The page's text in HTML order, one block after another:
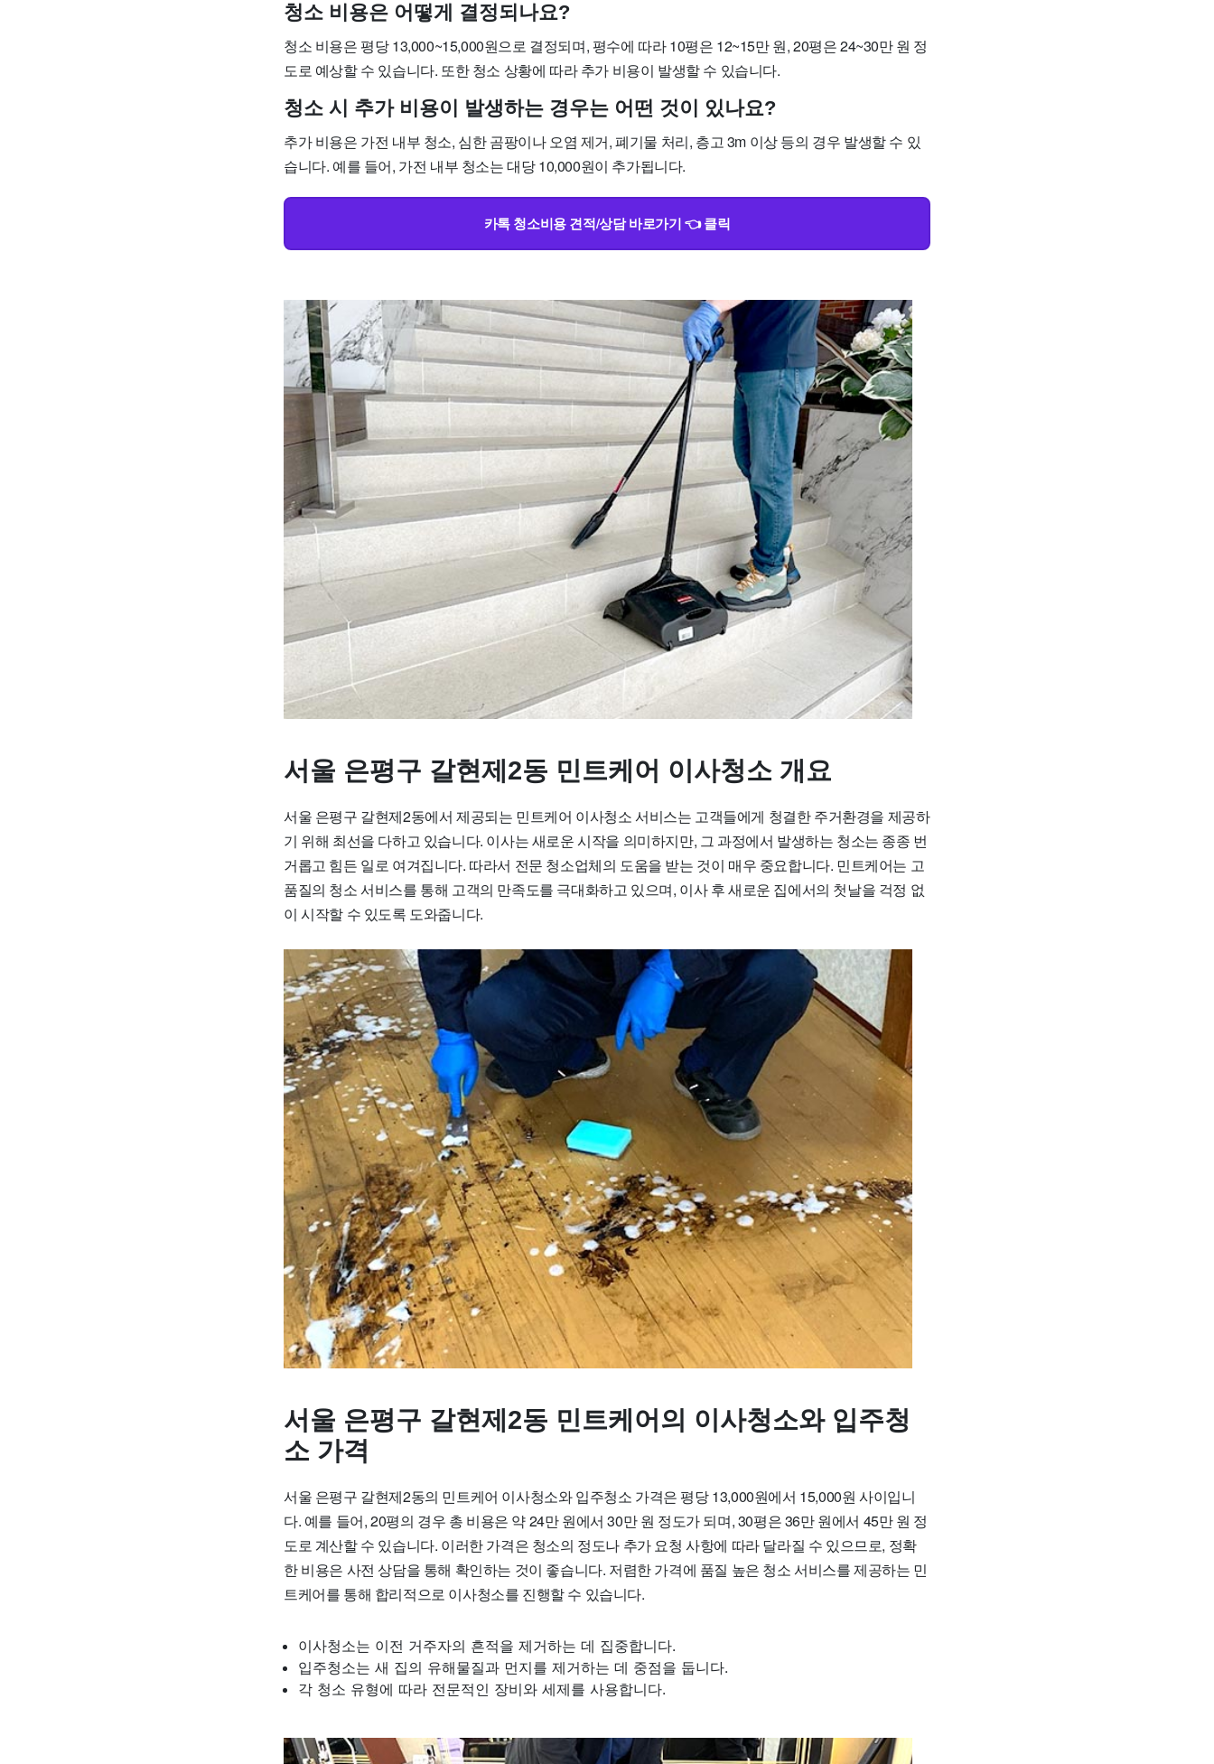
청소 비용은 어떻게 결정되나요?
청소 비용은 평당 13,000~15,000원으로 결정되며, 평수에 따라 10평은 12~15만 원, 20평은 24~30만 원 정
도로 예상할 수 있습니다. 또한 청소 상황에 따라 추가 비용이 발생할 수 있습니다.
청소 시 추가 비용이 발생하는 경우는 어떤 것이 있나요?
추가 비용은 가전 내부 청소, 심한 곰팡이나 오염 제거, 폐기물 처리, 층고 3m 이상 등의 경우 발생할 수 있
습니다. 예를 들어, 가전 내부 청소는 대당 10,000원이 추가됩니다.
카톡 청소비용 견적/상담 바로가기 👈 클릭
서울 은평구 갈현제2동 민트케어 이사청소 개요
서울 은평구 갈현제2동에서 제공되는 민트케어 이사청소 서비스는 고객들에게 청결한 주거환경을 제공하
기 위해 최선을 다하고 있습니다. 이사는 새로운 시작을 의미하지만, 그 과정에서 발생하는 청소는 종종 번
거롭고 힘든 일로 여겨집니다. 따라서 전문 청소업체의 도움을 받는 것이 매우 중요합니다. 민트케어는 고
품질의 청소 서비스를 통해 고객의 만족도를 극대화하고 있으며, 이사 후 새로운 집에서의 첫날을 걱정 없
이 시작할 수 있도록 도와줍니다.
서울 은평구 갈현제2동 민트케어의 이사청소와 입주청
소 가격
서울 은평구 갈현제2동의 민트케어 이사청소와 입주청소 가격은 평당 13,000원에서 15,000원 사이입니
다. 예를 들어, 20평의 경우 총 비용은 약 24만 원에서 30만 원 정도가 되며, 30평은 36만 원에서 45만 원 정
도로 계산할 수 있습니다. 이러한 가격은 청소의 정도나 추가 요청 사항에 따라 달라질 수 있으므로, 정확
한 비용은 사전 상담을 통해 확인하는 것이 좋습니다. 저렴한 가격에 품질 높은 청소 서비스를 제공하는 민
트케어를 통해 합리적으로 이사청소를 진행할 수 있습니다.
이사청소는 이전 거주자의 흔적을 제거하는 데 집중합니다.
입주청소는 새 집의 유해물질과 먼지를 제거하는 데 중점을 둡니다.
각 청소 유형에 따라 전문적인 장비와 세제를 사용합니다.